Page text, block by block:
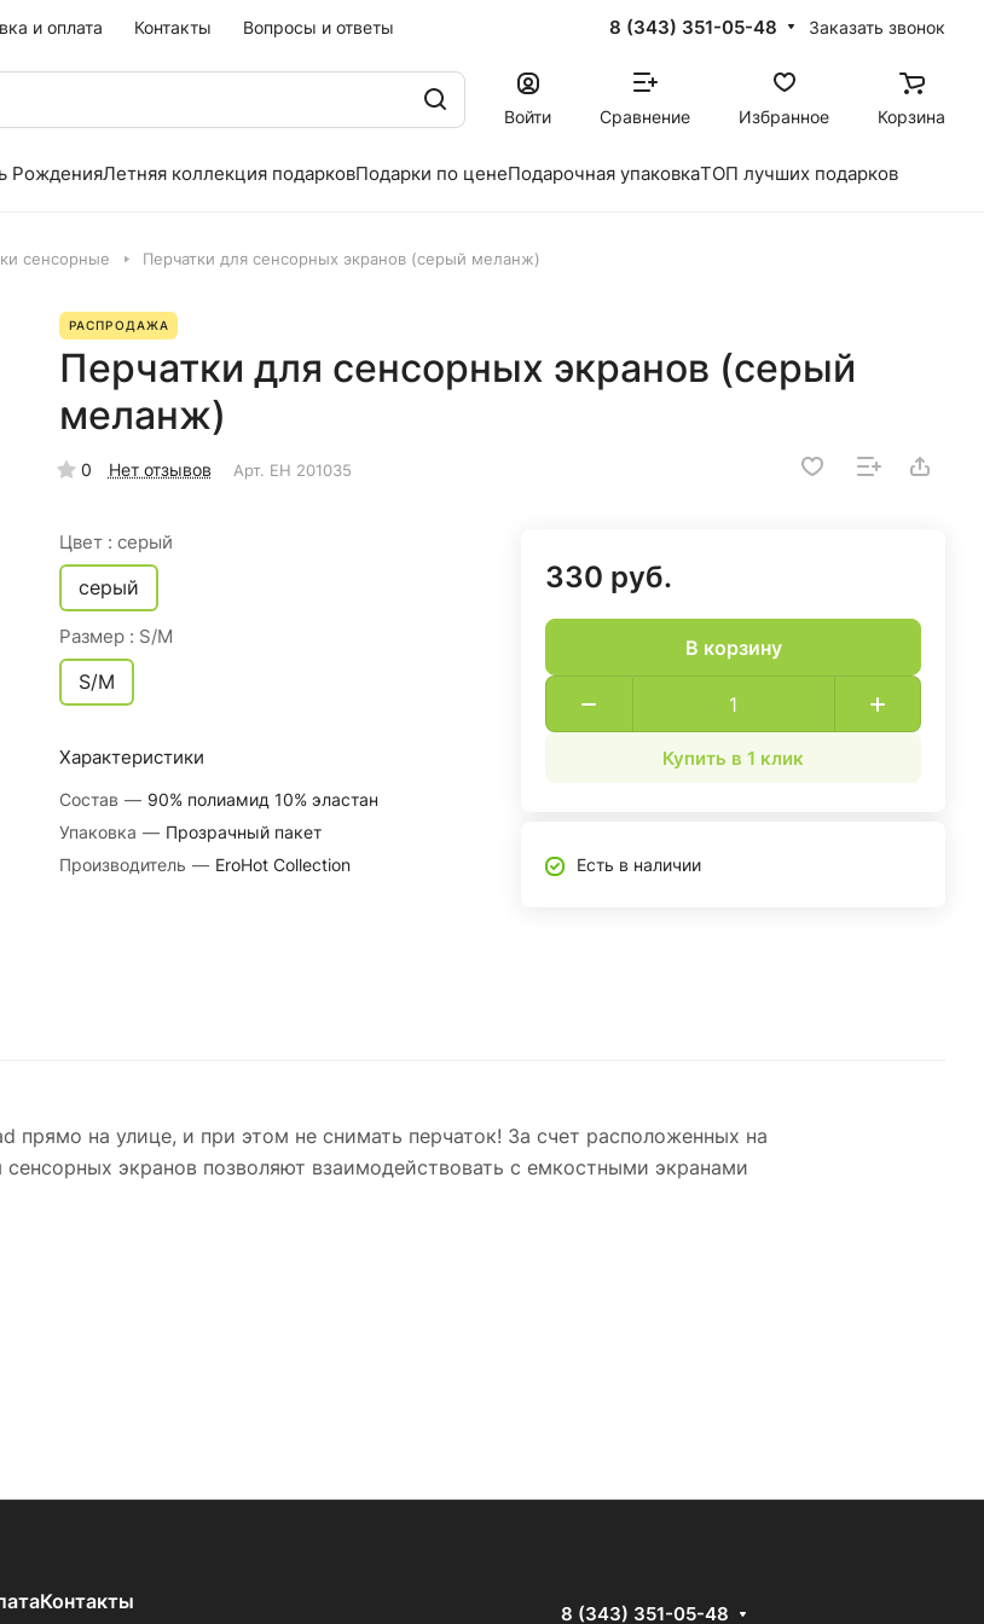
и оплата Контакты Вопросы и ответы 8 (343) 351-05-48 Заказать звонок
Войти Сравнение Избранное Корзина
РожденияЛетняя коллекция подарковПодарки по ценеПодарочная упаковкаТОП лучших подарков
сенсорные Перчатки для сенсорных экранов (серый меланж)
РАСПРОДАЖА
Перчатки для сенсорных экранов (серый
меланж)
0 Нет отзывов Арт. EH 201035
Цвет : серый
серый
Размер : S/M
S/M
Характеристики
Состав — 90% полиамид 10% эластан
Упаковка — Прозрачный пакет
Производитель — EroHot Collection
330 руб.
В корзину
Купить в 1 клик
Есть в наличии
на улице, и при этом не снимать перчаток! За счет расположенных на
экранов позволяют взаимодействовать с емкостными экранами
Контакты
8 (343) 351-05-48